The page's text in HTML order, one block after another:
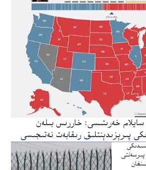
سايلام خەرىتىسى: خاررىس بىلەن
ئۇيغۇر خىزمەتچىلەرنىڭ 15 پىرسەنتى